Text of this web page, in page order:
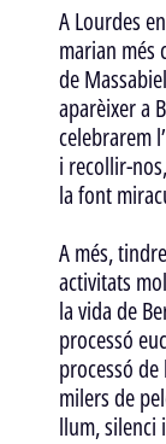
A Lourdes
marian més
de
aparèixer a
celebrarem
i recollir-
la font
A més,
activitats
la vida de
processó
processó
milers de
llum, silenci